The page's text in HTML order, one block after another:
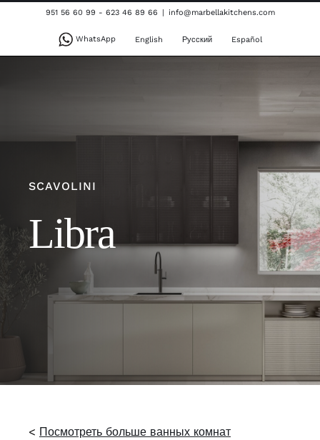
951 56 60 99 - 623 46 89 66 | info@marbellakitchens.com
WhatsApp English Русский Español
SCAVOLINI
Libra
< Посмотреть больше ванных комнат